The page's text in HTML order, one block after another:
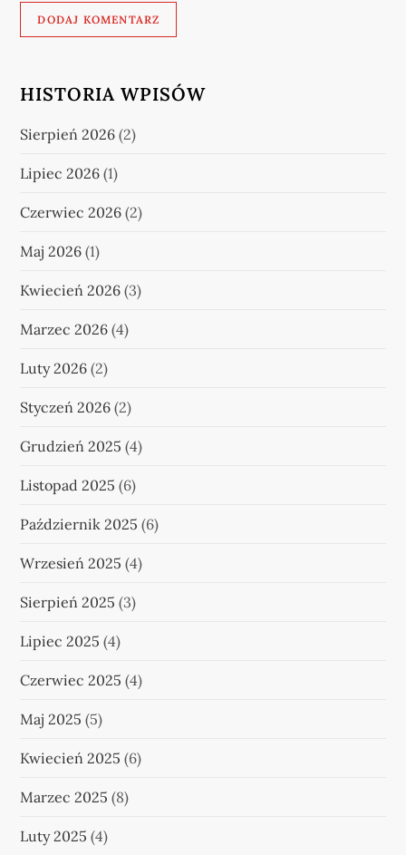
HISTORIA WPISÓW
Sierpień 2026 (2)
Lipiec 2026 (1)
Czerwiec 2026 (2)
Maj 2026 (1)
Kwiecień 2026 (3)
Marzec 2026 (4)
Luty 2026 (2)
Styczeń 2026 (2)
Grudzień 2025 (4)
Listopad 2025 (6)
Październik 2025 (6)
Wrzesień 2025 (4)
Sierpień 2025 (3)
Lipiec 2025 (4)
Czerwiec 2025 (4)
Maj 2025 (5)
Kwiecień 2025 (6)
Marzec 2025 (8)
Luty 2025 (4)